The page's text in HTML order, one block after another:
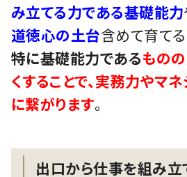
み立てる力である基礎能力
道徳心の土台含めて育てる
特に基礎能力であるもの
くすることで、実務力やマ
に繋がります。
出口から仕事を組み立